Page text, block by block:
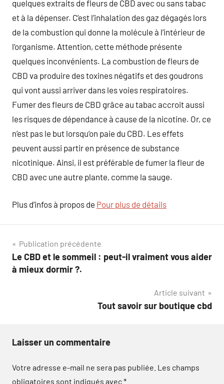
quelques extraits de fleurs de CBD avec ou sans tabac
et à la dépenser. C’est l’inhalation des gaz dégagés lors
de la combustion qui donne la molécule à l’intérieur de
l’organisme. Attention, cette méthode présente
quelques inconvénients. La combustion de fleurs de
CBD va produire des toxines négatifs et des goudrons
qui vont aussi arriver dans les voies respiratoires.
Fumer des fleurs de CBD grâce au tabac accroit aussi
les risques de dépendance à cause de la nicotine. Or, ce
n’est pas le but lorsqu’on paie du CBD. Les effets
peuvent aussi partir en présence de substance
nicotinique. Ainsi, il est préférable de fumer la fleur de
CBD avec une autre plante, comme la sauge.
Plus d’infos à propos de Pour plus de détails
Navigation
de
Publication précédente
Le CBD et le sommeil : peut-il vraiment vous aider
à mieux dormir ?.
Article suivant
Tout savoir sur boutique cbd
Laisser un commentaire
Votre adresse e-mail ne sera pas publiée. Les champs
obligatoires sont indiqués avec*